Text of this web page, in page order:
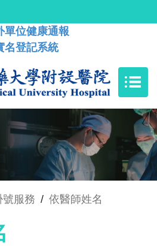
單位健康通報
名登記系統
號服務 / 依醫師姓名